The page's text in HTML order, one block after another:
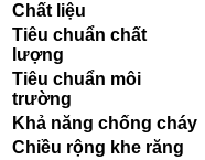
Chất liệu
Tiêu chuẩn chất
lượng
Tiêu chuẩn môi
trường
Khả năng chống cháy
Chiều rộng khe răng